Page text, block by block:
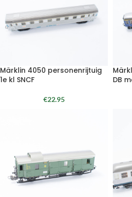
Märklin 4050 personenrijtuig
1e kl SNCF
€22.95
DB